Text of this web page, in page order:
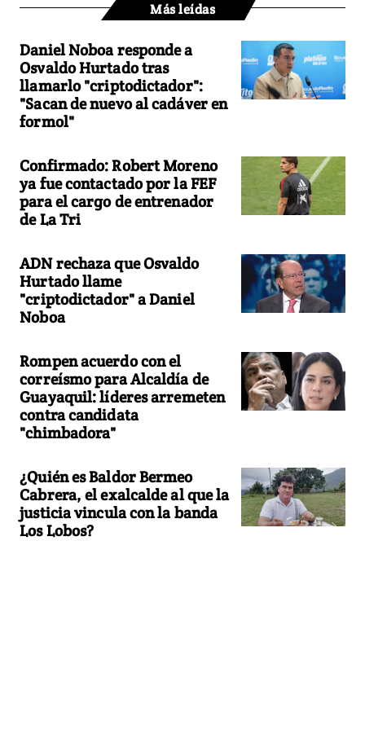
Más leídas
Daniel Noboa responde a
Osvaldo Hurtado tras
llamarlo "criptodictador":
"Sacan de nuevo al cadáver en
formol"
Confirmado: Robert Moreno
ya fue contactado por la FEF
para el cargo de entrenador
de La Tri
ADN rechaza que Osvaldo
Hurtado llame
"criptodictador" a Daniel
Noboa
Rompen acuerdo con el
correísmo para Alcaldía de
Guayaquil: líderes arremeten
contra candidata
"chimbadora"
¿Quién es Baldor Bermeo
Cabrera, el exalcalde al que la
justicia vincula con la banda
Los Lobos?